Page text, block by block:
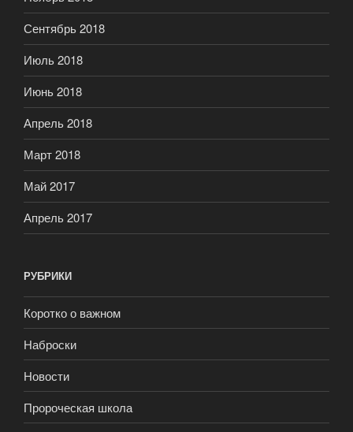
Сентябрь 2018
Июль 2018
Июнь 2018
Апрель 2018
Март 2018
Май 2017
Апрель 2017
РУБРИКИ
Коротко о важном
Наброски
Новости
Пророческая школа